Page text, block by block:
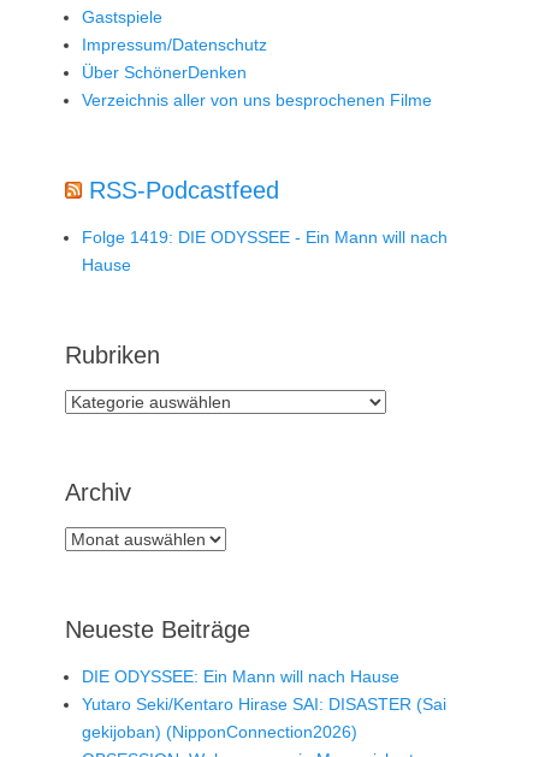
Gastspiele
Impressum/Datenschutz
Über SchönerDenken
Verzeichnis aller von uns besprochenen Filme
RSS-Podcastfeed
Folge 1419: DIE ODYSSEE - Ein Mann will nach
Hause
Rubriken
Rubriken
Archiv
Archiv
Neueste Beiträge
DIE ODYSSEE: Ein Mann will nach Hause
Yutaro Seki/Kentaro Hirase SAI: DISASTER (Sai
gekijoban) (NipponConnection2026)